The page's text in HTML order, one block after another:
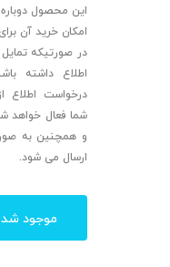
این محصول
امکان خرید آن
در صورتیکه
اطلاع داشته
درخواست اطلاع
شما فعال خواهد
و همچنین به
ارسال می شود.
موجود شد